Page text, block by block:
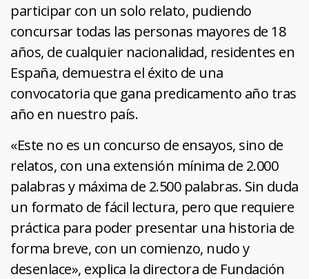
participar con un solo relato, pudiendo
concursar todas las personas mayores de 18
años, de cualquier nacionalidad, residentes en
España, demuestra el éxito de una
convocatoria que gana predicamento año tras
año en nuestro país.
«Este no es un concurso de ensayos, sino de
relatos, con una extensión mínima de 2.000
palabras y máxima de 2.500 palabras. Sin duda
un formato de fácil lectura, pero que requiere
práctica para poder presentar una historia de
forma breve, con un comienzo, nudo y
desenlace», explica la directora de Fundación